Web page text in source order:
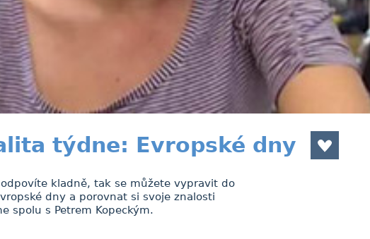
týdne: Evropské dny
kladně, tak se můžete vypravit do
dny a porovnat si svoje znalosti
spolu s Petrem Kopeckým.